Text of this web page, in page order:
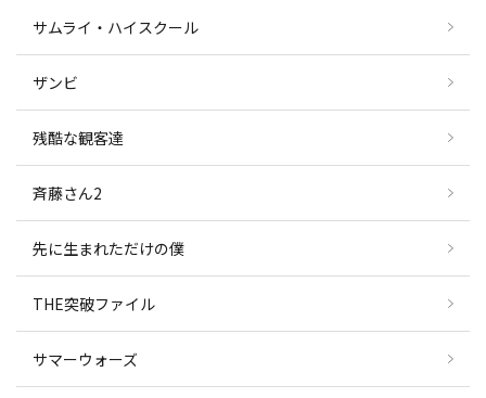
サムライ・ハイスクール
ザンビ
残酷な観客達
斉藤さん2
先に生まれただけの僕
THE突破ファイル
サマーウォーズ